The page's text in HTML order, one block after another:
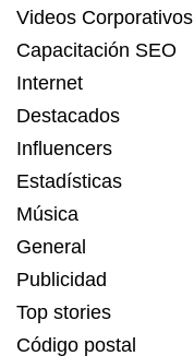
Videos Corporativos
Capacitación SEO
Internet
Destacados
Influencers
Estadísticas
Música
General
Publicidad
Top stories
Código postal